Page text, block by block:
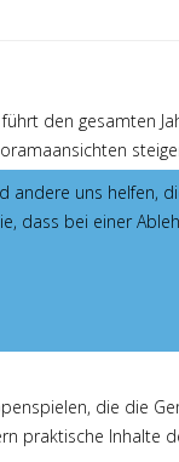
den gesamten
sorgen für das
und in großer
geschult
die die
praktische Inhalte
uns helfen,
dass bei einer